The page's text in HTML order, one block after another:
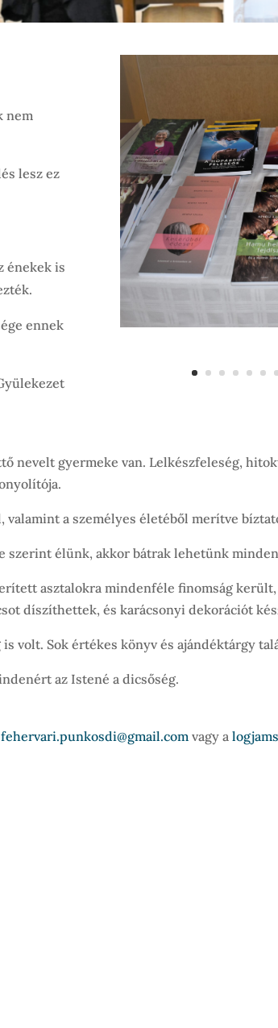
nem
lesz ez
énekek is
ennek
nevelt gyermeke van. Lelkészfeleség,
a személyes életéből merítve
szerint élünk, akkor bátrak lehetünk
asztalokra mindenféle finomság
díszíthettek, és karácsonyi dekorációt
volt. Sok értékes könyv és ajándéktárgy
az Istené a dicsőség.
fehervari.punkosdi@gmail.com vagy a